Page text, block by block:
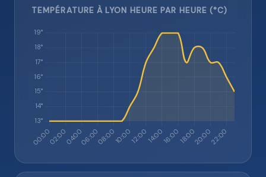
TEMPÉRATURE À LYON HEURE PAR HEURE (°C)